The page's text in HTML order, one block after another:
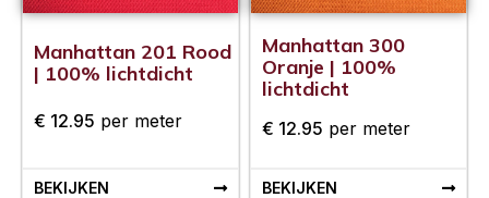
Manhattan 201 Rood
| 100% lichtdicht
€ 12.95 per meter
BEKIJKEN
Manhattan 300
Oranje | 100%
lichtdicht
€ 12.95 per meter
BEKIJKEN